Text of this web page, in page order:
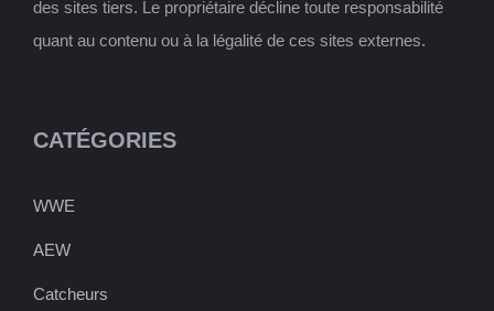
des sites tiers. Le propriétaire décline toute responsabilité
quant au contenu ou à la légalité de ces sites externes.
CATÉGORIES
WWE
AEW
Catcheurs